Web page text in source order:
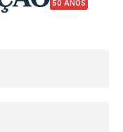
50 ANOS